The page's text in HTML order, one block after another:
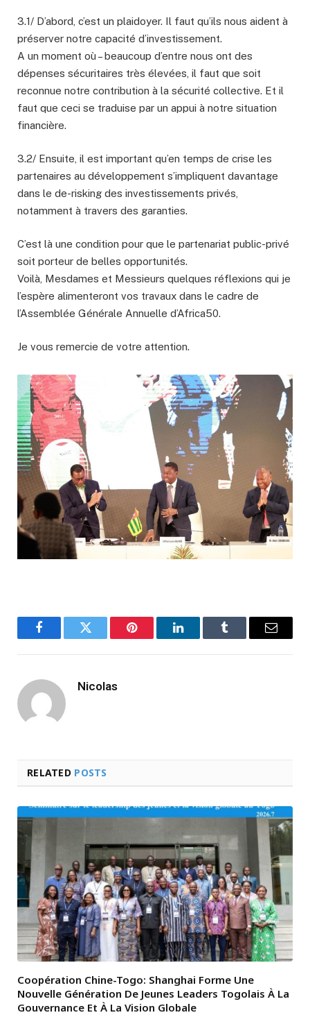
3.1/ D’abord, c’est un plaidoyer. Il faut qu’ils nous aident à
préserver notre capacité d’investissement.
A un moment où – beaucoup d’entre nous ont des
dépenses sécuritaires très élevées, il faut que soit
reconnue notre contribution à la sécurité collective. Et il
faut que ceci se traduise par un appui à notre situation
financière.
3.2/ Ensuite, il est important qu’en temps de crise les
partenaires au développement s’impliquent davantage
dans le de-risking des investissements privés,
notamment à travers des garanties.
C’est là une condition pour que le partenariat public-privé
soit porteur de belles opportunités.
Voilà, Mesdames et Messieurs quelques réflexions qui je
l’espère alimenteront vos travaux dans le cadre de
l’Assemblée Générale Annuelle d’Africa50.
Je vous remercie de votre attention.
FacebookTwitter Pinterest LinkedInTumblr Email
Nicolas
RELATED POSTS
Coopération Chine-Togo: Shanghai Forme Une
Nouvelle Génération De Jeunes Leaders Togolais À La
Gouvernance Et À La Vision Globale